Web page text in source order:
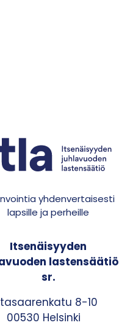
yhdenvertaisesti
lapsille ja perheille
Itsenäisyyden
lastensäätiö
sr.
8-10
00530 Helsinki